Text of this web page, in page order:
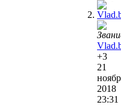
+3
21
2018
23:31